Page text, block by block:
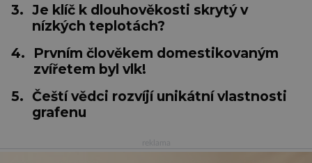
3. Je klíč k dlouhověkosti skrytý v
nízkých teplotách?
4.
Prvním člověkem domestikovaným
zvířetem byl vlk!
5. Čeští vědci rozvíjí unikátní vlastnosti
grafenu